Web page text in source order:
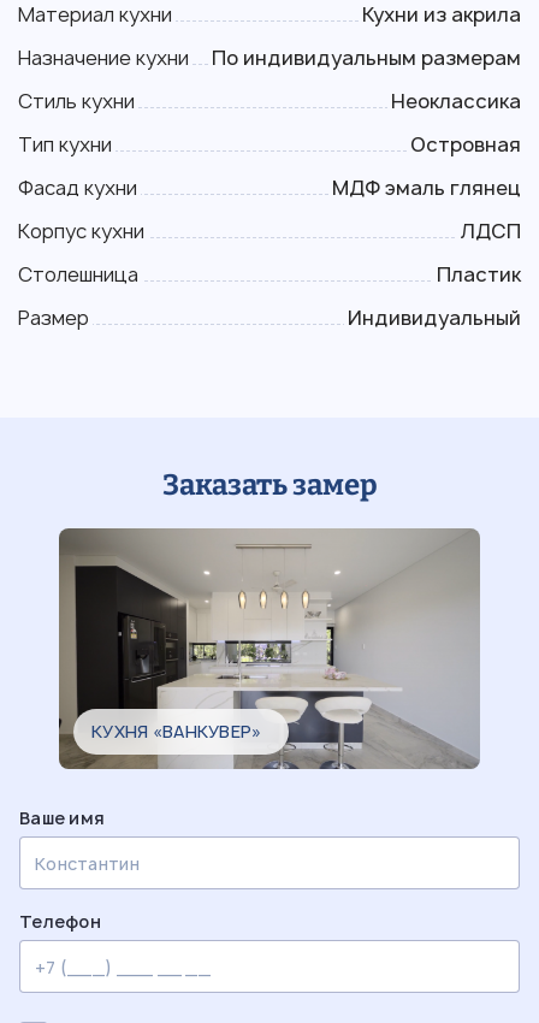
Материал кухни
Кухни из акрила
Назначение кухни
По индивидуальным размерам
Стиль кухни
Неоклассика
Тип кухни
Островная
Фасад кухни
МДФ эмаль глянец
Корпус кухни
ЛДСП
Столешница
Пластик
Размер
Индивидуальный
Заказать замер
КУХНЯ «ВАНКУВЕР»
Ваше имя
Телефон